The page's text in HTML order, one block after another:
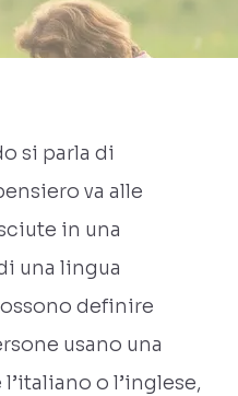
si parla di
va alle
in una
una lingua
definire
usano una
o l’inglese,